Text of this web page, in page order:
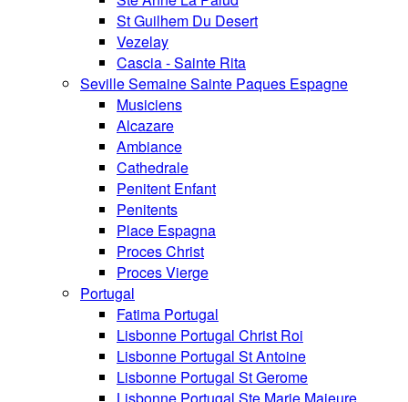
St Guilhem Du Desert
Vezelay
Cascia - Sainte Rita
Seville Semaine Sainte Paques Espagne
Musiciens
Alcazare
Ambiance
Cathedrale
Penitent Enfant
Penitents
Place Espagna
Proces Christ
Proces Vierge
Portugal
Fatima Portugal
Lisbonne Portugal Christ Roi
Lisbonne Portugal St Antoine
Lisbonne Portugal St Gerome